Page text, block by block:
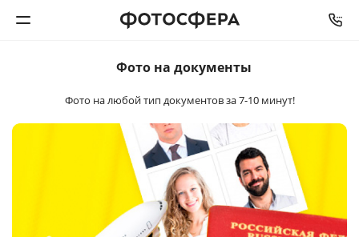
Фотокниги
Интерьерная печать
Фото на документы
Фото на любой тип документовза 7-10 минут!